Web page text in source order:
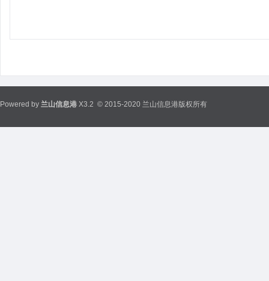
Powered by 兰山信息港 X3.2 © 2015-2020 兰山信息港版权所有